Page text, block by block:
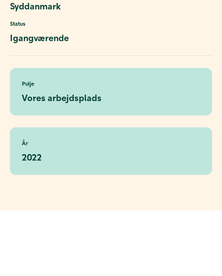
Syddanmark
Status
Igangværende
Pulje
Vores arbejdsplads
År
2022